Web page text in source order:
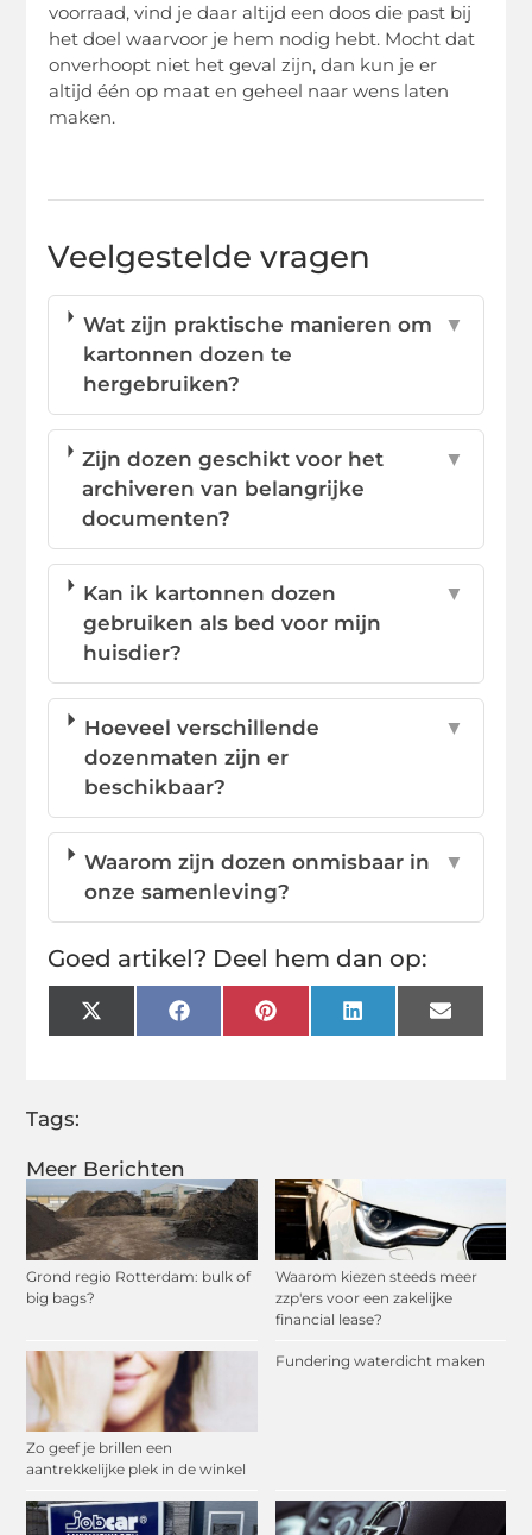
Meer Berichten
Grond regio Rotterdam: bulk of
big bags?
Waarom kiezen steeds meer
zzp'ers voor een zakelijke
financial lease?
Zo geef je brillen een
aantrekkelijke plek in de winkel
Fundering waterdicht maken
voorraad, vind je daar altijd een doos die past bij
het doel waarvoor je hem nodig hebt. Mocht dat
onverhoopt niet het geval zijn, dan kun je er
altijd één op maat en geheel naar wens laten
maken.
Veelgestelde vragen
Wat zijn praktische manieren om
kartonnen dozen te
hergebruiken?
▼
Zijn dozen geschikt voor het
archiveren van belangrijke
documenten?
▼
Kan ik kartonnen dozen
gebruiken als bed voor mijn
huisdier?
▼
Hoeveel verschillende
dozenmaten zijn er
beschikbaar?
▼
Waarom zijn dozen onmisbaar in
onze samenleving?
▼
Goed artikel? Deel hem dan op:
X
(Twitter)
FacebookPinterestLinkedInEmail
Tags: